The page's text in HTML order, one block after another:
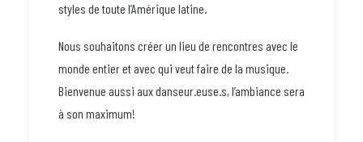
styles de toute l’Amérique latine.
Nous souhaitons créer un lieu de rencontres avec le
monde entier et avec qui veut faire de la musique.
Bienvenue aussi aux danseur.euse.s, l’ambiance sera
à son maximum!